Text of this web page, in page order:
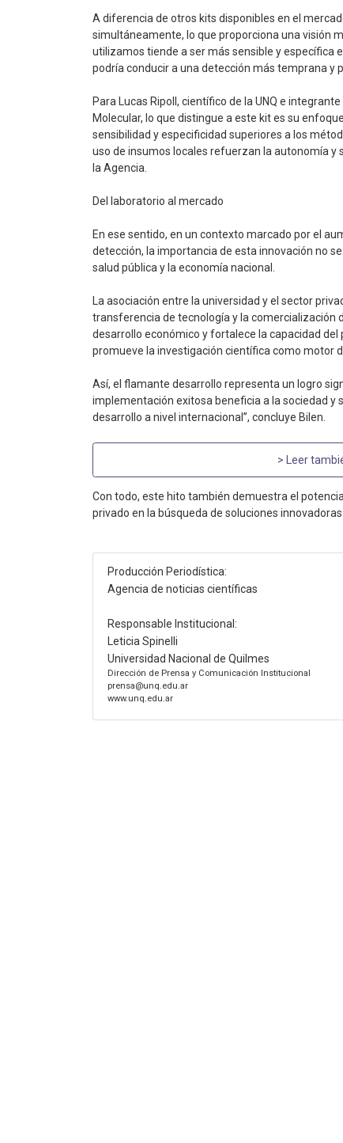
A diferencia de otros kits disponibles en el
simultáneamente, lo que proporciona una visión
utilizamos tiende a ser más sensible y específica
podría conducir a una detección más temprana y
Para Lucas Ripoll, científico de la UNQ e
Molecular, lo que distingue a este kit es su
sensibilidad y especificidad superiores a los
uso de insumos locales refuerzan la autonomía y
la Agencia.
Del laboratorio al mercado
En ese sentido, en un contexto marcado por el
detección, la importancia de esta innovación no
salud pública y la economía nacional.
La asociación entre la universidad y el sector
transferencia de tecnología y la comercialización
desarrollo económico y fortalece la capacidad
promueve la investigación científica como motor
Así, el flamante desarrollo representa un logro
implementación exitosa beneficia a la sociedad y
desarrollo a nivel internacional”, concluye Bilen.
> Leer
Con todo, este hito también demuestra el
privado en la búsqueda de soluciones
Producción Periodística:
Agencia de noticias científicas
Responsable Institucional:
Leticia Spinelli
Universidad Nacional de Quilmes
Dirección de Prensa y Comunicación Institucional
prensa@unq.edu.ar
www.unq.edu.ar